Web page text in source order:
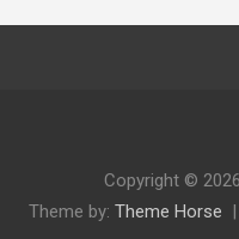
Copyright © 2026
Theme by: Theme Horse